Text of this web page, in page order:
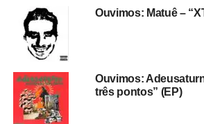
Dessa vez, a banda retorna com um
Ouvimos: Matuê –
Ouvimos:
três pontos” (EP)